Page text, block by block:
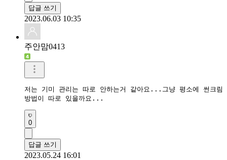
답글 쓰기
2023.06.03 10:35
주안맘0413
저는 기미 관리는 따로 안하는거 같아요...그냥 평소에 썬크
방법이 따로 있을까요...
0
답글 쓰기
2023.05.24 16:01